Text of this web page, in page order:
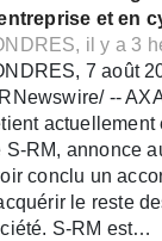
et en
il y a 3
7 août
--
actuellement
S-RM, annonce
conclu un
le reste
S-RM est…